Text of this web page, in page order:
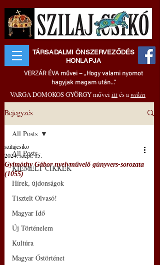
TÁRSADALMI ÖNSZERVEZŐDÉS
HONLAPJA
VERZÁR ÉVA művei – „Hogy valami nyomot
hagyjak magam után..."
VARGA DOMOKOS GYÖRGY művei ittés awikin
Bejegyzés
All Posts
KIEMELT CIKKEK
Hírek, újdonságok
Tisztelt Olvasó!
Magyar Idő
Új Történelem
Kultúra
Magyar Őstörténet
All Posts
Gyimóthy Gábor nyelvművelő gúnyvers-sorozata
(1055)
szilajcsiko
2024. szept. 15.